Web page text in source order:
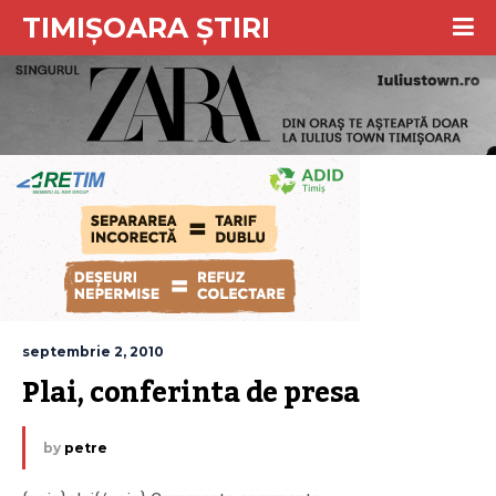
TIMIȘOARA ȘTIRI
septembrie 2, 2010
Plai, conferinta de presa
by petre